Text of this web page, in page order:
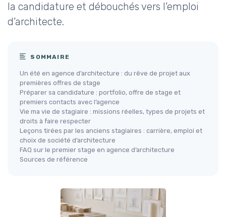
la candidature et débouchés vers l’emploi
d’architecte.
SOMMAIRE
Un été en agence d’architecture : du rêve de projet aux
premières offres de stage
Préparer sa candidature : portfolio, offre de stage et
premiers contacts avec l’agence
Vie ma vie de stagiaire : missions réelles, types de projets et
droits à faire respecter
Leçons tirées par les anciens stagiaires : carrière, emploi et
choix de société d’architecture
FAQ sur le premier stage en agence d’architecture
Sources de référence